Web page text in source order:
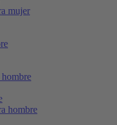
mujer
hombre
hombre